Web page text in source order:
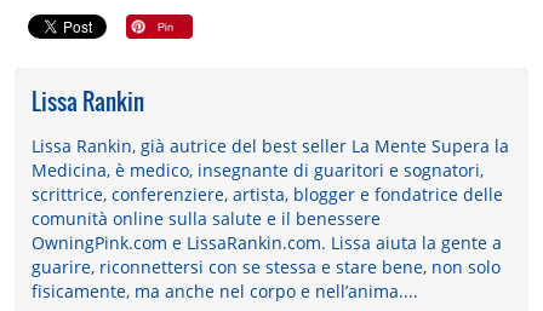
Lissa Rankin
Lissa Rankin, già autrice del best seller La Mente Supera la
Medicina, è medico, insegnante di guaritori e sognatori,
scrittrice, conferenziere, artista, blogger e fondatrice delle
comunità online sulla salute e il benessere
OwningPink.com e LissaRankin.com. Lissa aiuta la gente a
guarire, riconnettersi con se stessa e stare bene, non solo
fisicamente, ma anche nel corpo e nell’anima....